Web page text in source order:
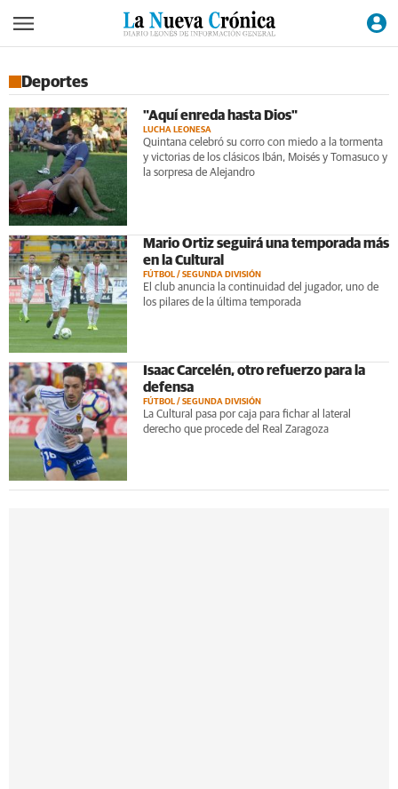
Deportes
"Aquí enreda hasta Dios"
LUCHA LEONESA
Quintana celebró su corro con miedo a la tormenta
y victorias de los clásicos Ibán, Moisés y Tomasuco y
la sorpresa de Alejandro
Mario Ortiz seguirá una temporada más
en la Cultural
FÚTBOL / SEGUNDA DIVISIÓN
El club anuncia la continuidad del jugador, uno de
los pilares de la última temporada
Isaac Carcelén, otro refuerzo para la
defensa
FÚTBOL / SEGUNDA DIVISIÓN
La Cultural pasa por caja para fichar al lateral
derecho que procede del Real Zaragoza